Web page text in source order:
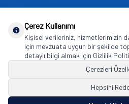
Goodyear (and Winged Foot Design) are
Tire & Rubber Company used under
Istanbul/Türkiye. © 2026 The
Çerez Kullanımı
Kişisel verileriniz, hizmetlerimizin
için mevzuata uygun bir şekilde
detaylı bilgi almak için Gizlilik
Çerezleri
Hepsini